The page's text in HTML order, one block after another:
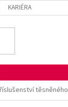
KARIÉRA